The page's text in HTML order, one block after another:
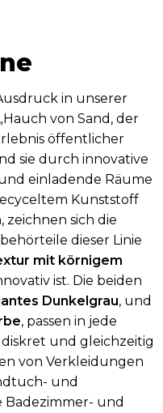
in unserer
von Sand, der
öffentlicher
sie durch innovative
einladende Räume
Kunststoff
sich die
dieser Linie
mit körnigem
ist. Die beiden
Dunkelgrau, und
, passen in jede
und gleichzeitig
von Verkleidungen
und
Badezimmer- und